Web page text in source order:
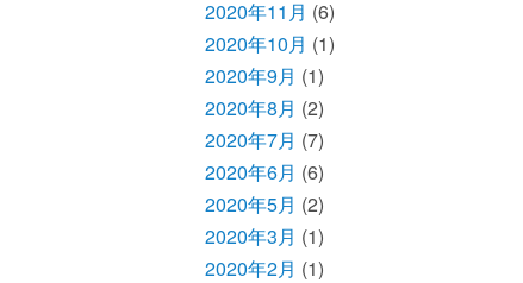
2020年11月 (6)
2020年10月 (1)
2020年9月 (1)
2020年8月 (2)
2020年7月 (7)
2020年6月 (6)
2020年5月 (2)
2020年3月 (1)
2020年2月 (1)